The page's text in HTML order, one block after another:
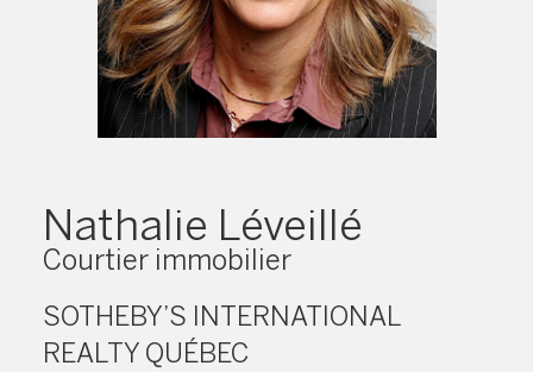
Nathalie Léveillé
Courtier immobilier
SOTHEBY’S INTERNATIONAL
REALTY QUÉBEC